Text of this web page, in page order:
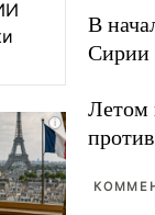
В
Сирии
Летом